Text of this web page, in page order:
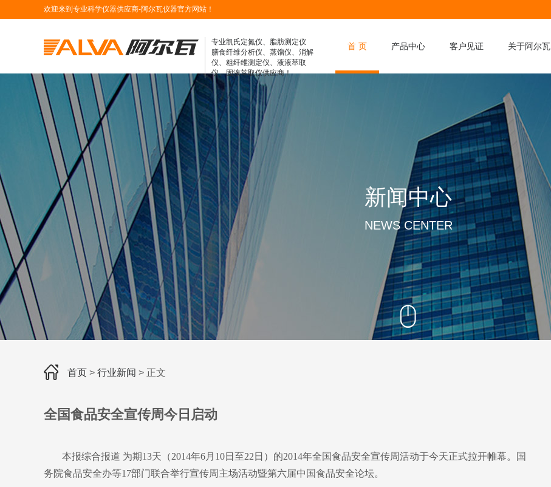
欢迎来到专业科学仪器供应商-阿尔瓦仪器官方网站！
专业凯氏定氮仪、脂肪测定仪
膳食纤维分析仪、蒸馏仪、消解
仪、粗纤维测定仪、液液萃取
仪、固液萃取仪供应商！
首 页 产品中心
滤袋式脂肪测定仪
水解脂肪测定仪
消解仪
全自动消解仪
液液萃取仪
智能蒸馏仪
粗纤维测定仪
阳离子交换量测定仪
固液萃取仪
客户见证 关于阿尔瓦
新闻中心
NEWS CENTER
首页 > 行业新闻 > 正文
全国食品安全宣传周今日启动
本报综合报道 为期13天（2014年6月10日至22日）的2014年全国食品安全宣传周活动于今天正式拉开帷幕。国
务院食品安全办等17部门联合举行宣传周主场活动暨第六届中国食品安全论坛。